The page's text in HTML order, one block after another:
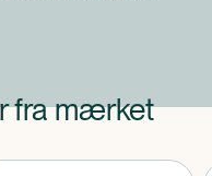
fra mærket